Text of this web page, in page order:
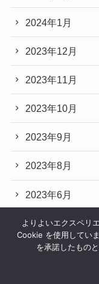
2024年1月
2023年12月
2023年11月
2023年10月
2023年9月
2023年8月
2023年6月
2023年5月
2023年3月
よりよいエクスペリ
Cookie を使用してい
を承諾したもの